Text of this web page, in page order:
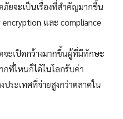
ภัยจะเป็นเรื่องที่สำคัญมากขึ้น
encryption และ compliance
จะเปิดกว้างมากขึ้นผู้ที่มีทักษะ
กที่ไหนก็ได้ในโลกรับค่า
ระเทศที่จ่ายสูงกว่าตลาดใน